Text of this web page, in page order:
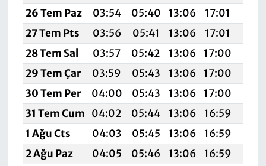
26 Tem Paz
03:54 05:40 13:06 17:01
27 Tem Pts
03:56 05:41 13:06 17:01
28 Tem Sal
03:57 05:42 13:06 17:00
29 Tem Çar
03:59 05:43 13:06 17:00
30 Tem Per
04:00 05:43 13:06 17:00
31 Tem Cum 04:02 05:44 13:06 16:59
1 Ağu Cts
04:03 05:45 13:06 16:59
2 Ağu Paz
04:05 05:46 13:06 16:59